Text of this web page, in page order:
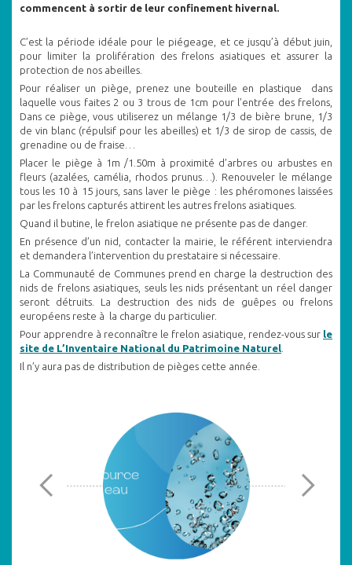
commencent à sortir de leur confinement hivernal.
C’est la période idéale pour le piégeage, et ce jusqu’à début juin,
pour limiter la prolifération des frelons asiatiques et assurer la
protection de nos abeilles.
Pour réaliser un piège, prenez une bouteille en plastique dans
laquelle vous faites 2 ou 3 trous de 1cm pour l’entrée des frelons,
Dans ce piège, vous utiliserez un mélange 1/3 de bière brune, 1/3
de vin blanc (répulsif pour les abeilles) et 1/3 de sirop de cassis, de
grenadine ou de fraise…
Placer le piège à 1m /1.50m à proximité d’arbres ou arbustes en
fleurs (azalées, camélia, rhodos prunus…). Renouveler le mélange
tous les 10 à 15 jours, sans laver le piège : les phéromones laissées
par les frelons capturés attirent les autres frelons asiatiques.
Quand il butine, le frelon asiatique ne présente pas de danger.
En présence d’un nid, contacter la mairie, le référent interviendra
et demandera l’intervention du prestataire si nécessaire.
La Communauté de Communes prend en charge la destruction des
nids de frelons asiatiques, seuls les nids présentant un réel danger
seront détruits. La destruction des nids de guêpes ou frelons
européens reste à la charge du particulier.
Pour apprendre à reconnaître le frelon asiatique, rendez-vous sur le
site de L’Inventaire National du Patrimoine Naturel
Il n’y aura pas de distribution de pièges cette année.